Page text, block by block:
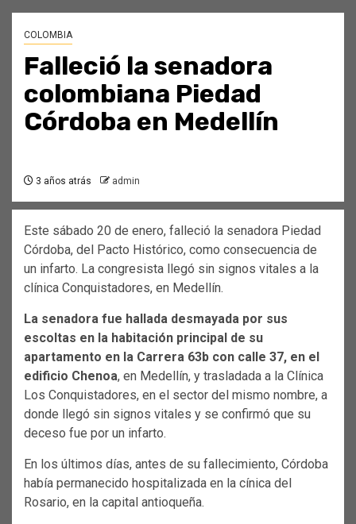
COLOMBIA
Falleció la senadora
colombiana Piedad
Córdoba en Medellín
3 años atrás admin
Este sábado 20 de enero, falleció la senadora Piedad
Córdoba, del Pacto Histórico, como consecuencia de
un infarto. La congresista llegó sin signos vitales a la
clínica Conquistadores, en Medellín.
La senadora fue hallada desmayada por sus
escoltas en la habitación principal de su
apartamento en la Carrera 63b con calle 37, en el
edificio Chenoa, en Medellín, y trasladada a la Clínica
Los Conquistadores, en el sector del mismo nombre, a
donde llegó sin signos vitales y se confirmó que su
deceso fue por un infarto.
En los últimos días, antes de su fallecimiento, Córdoba
había permanecido hospitalizada en la cínica del
Rosario, en la capital antioqueña.